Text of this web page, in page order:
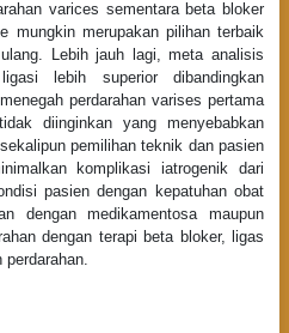
varices sementara beta bloker
mungkin merupakan pilihan terbaik
Lebih jauh lagi, meta analisis
lebih superior dibandingkan
perdarahan varises pertama
diinginkan yang menyebabkan
pemilihan teknik dan pasien
komplikasi iatrogenik dari
pasien dengan kepatuhan obat
dengan medikamentosa maupun
dengan terapi beta bloker, ligas